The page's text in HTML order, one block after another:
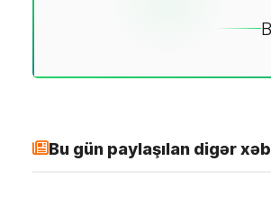
Bu gün paylaşılan digər